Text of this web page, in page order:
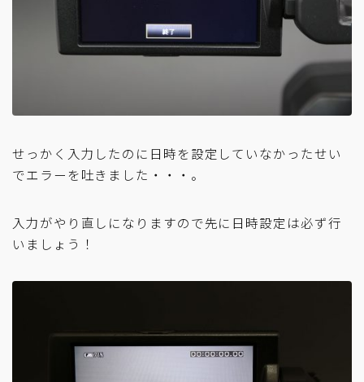
せっかく入力したのに日時を設定していなかったせい
でエラーを吐きました・・・。
入力がやり直しになりますので先に日時設定は必ず行
いましょう！